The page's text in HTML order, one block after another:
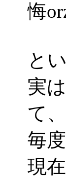
悔
と
実
て
毎
現